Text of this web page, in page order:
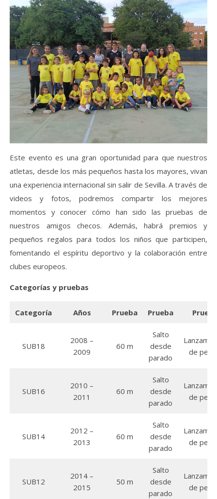
Este evento es una gran oportunidad para que nuestros
atletas, desde los más pequeños hasta los mayores, vivan
una experiencia internacional sin salir de Sevilla. A través de
videos y fotos, podremos compartir los mejores
momentos y conocer cómo han sido las pruebas de
nuestros amigos checos. Además, habrá premios y
pequeños regalos para todos los niños que participen,
fomentando el espíritu deportivo y la colaboración entre
clubes europeos.
Categorías y pruebas
Categoría Años Prueba Prueba
SUB18
2008 –
2009
60 m
Salto
desde
parado
de
SUB16
2010 –
2011
60 m
Salto
desde
parado
de
SUB14
2012 –
2013
60 m
Salto
desde
parado
de
SUB12
2014 –
2015
50 m
Salto
desde
parado
de